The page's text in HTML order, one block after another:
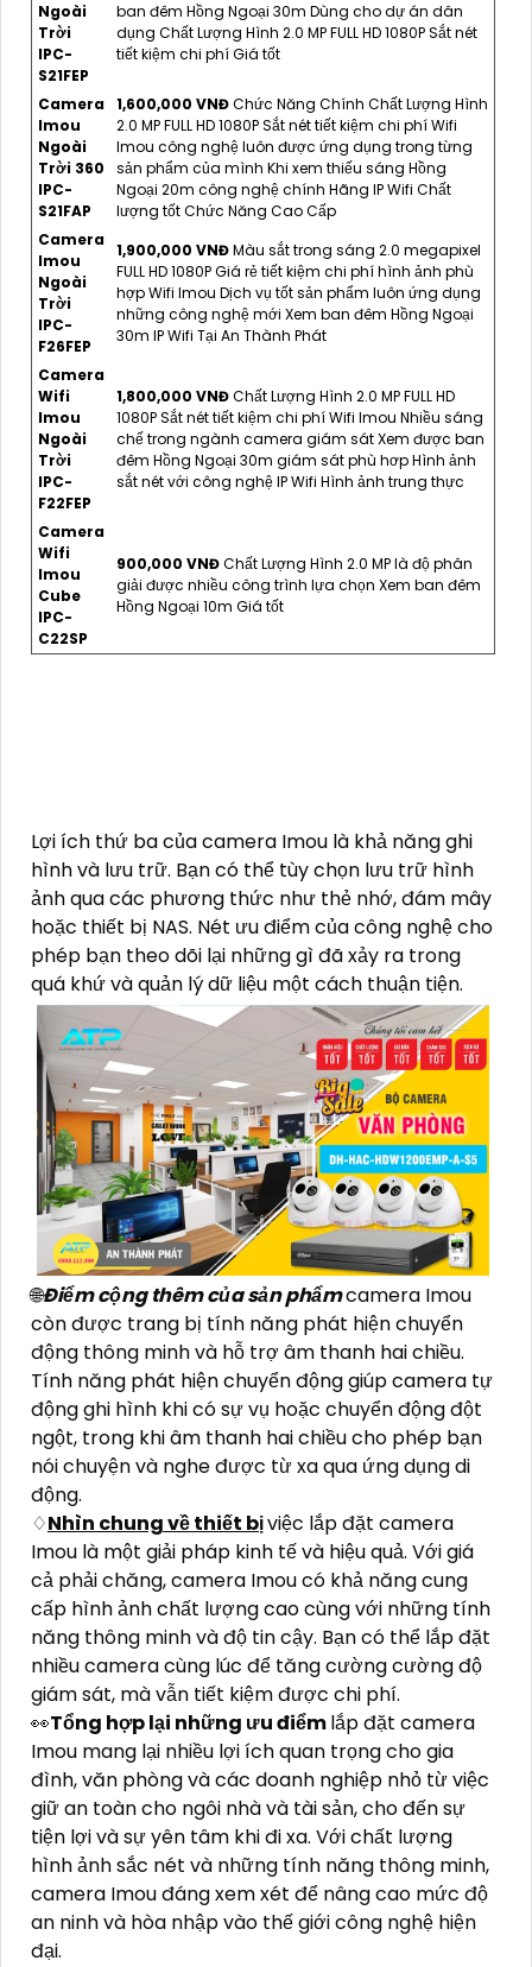
Ngoài
Trời
IPC-
S21FEP
ban đêm Hồng Ngoại 30m Dùng cho dự án dân
dụng Chất Lượng Hình 2.0 MP FULL HD 1080P Sắt nét
tiết kiệm chi phí Giá tốt
Camera
Imou
Ngoài
Trời 360
IPC-
S21FAP
1,600,000 VNĐChức Năng Chính Chất Lượng Hình
2.0 MP FULL HD 1080P Sắt nét tiết kiệm chi phí Wifi
Imou công nghệ luôn được ứng dụng trong từng
sản phẩm của mình Khi xem thiếu sáng Hồng
Ngoại 20m công nghệ chính Hãng IP Wifi Chất
lượng tốt Chức Năng Cao Cấp
Camera
Imou
Ngoài
Trời
IPC-
F26FEP
1,900,000 VNĐMàu sắt trong sáng 2.0 megapixel
FULL HD 1080P Giá rẻ tiết kiệm chi phí hình ảnh phù
hợp Wifi Imou Dịch vụ tốt sản phẩm luôn ứng dụng
những công nghệ mới Xem ban đêm Hồng Ngoại
30m IP Wifi Tại An Thành Phát
Camera
Wifi
Imou
Ngoài
Trời
IPC-
F22FEP
1,800,000 VNĐChất Lượng Hình 2.0 MP FULL HD
1080P Sắt nét tiết kiệm chi phí Wifi Imou Nhiều sáng
chế trong ngành camera giám sát Xem được ban
đêm Hồng Ngoại 30m giám sát phù hơp Hình ảnh
sắt nét với công nghệ IP Wifi Hình ảnh trung thực
Camera
Wifi
Imou
Cube
IPC-
C22SP
900,000 VNĐChất Lượng Hình 2.0 MP là độ phân
giải được nhiều công trình lựa chọn Xem ban đêm
Hồng Ngoại 10m Giá tốt
Lợi ích thứ ba của camera Imou là khả năng ghi
hình và lưu trữ. Bạn có thể tùy chọn lưu trữ hình
ảnh qua các phương thức như thẻ nhớ, đám mây
hoặc thiết bị NAS. Nét ưu điểm của công nghệ cho
phép bạn theo dõi lại những gì đã xảy ra trong
quá khứ và quản lý dữ liệu một cách thuận tiện.
🌐Điểm cộng thêm của sản phẩmcamera Imou
còn được trang bị tính năng phát hiện chuyển
động thông minh và hỗ trợ âm thanh hai chiều.
Tính năng phát hiện chuyển động giúp camera tự
động ghi hình khi có sự vụ hoặc chuyển động đột
ngột, trong khi âm thanh hai chiều cho phép bạn
nói chuyện và nghe được từ xa qua ứng dụng di
động.
♢Nhìn chung về thiết bịviệc lắp đặt camera
Imou là một giải pháp kinh tế và hiệu quả. Với giá
cả phải chăng, camera Imou có khả năng cung
cấp hình ảnh chất lượng cao cùng với những tính
năng thông minh và độ tin cậy. Bạn có thể lắp đặt
nhiều camera cùng lúc để tăng cường cường độ
giám sát, mà vẫn tiết kiệm được chi phí.
️👀Tổng hợp lại những ưu điểmlắp đặt camera
Imou mang lại nhiều lợi ích quan trọng cho gia
đình, văn phòng và các doanh nghiệp nhỏ từ việc
giữ an toàn cho ngôi nhà và tài sản, cho đến sự
tiện lợi và sự yên tâm khi đi xa. Với chất lượng
hình ảnh sắc nét và những tính năng thông minh,
camera Imou đáng xem xét để nâng cao mức độ
an ninh và hòa nhập vào thế giới công nghệ hiện
đại.